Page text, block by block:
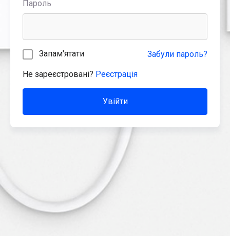
Пароль
Запам'ятати Забули пароль?
Не зареєстровані? Реєстрація